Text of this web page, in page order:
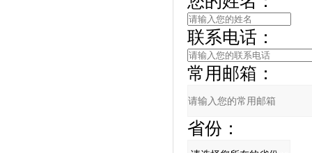
联系电话：
常用邮箱：
省份：